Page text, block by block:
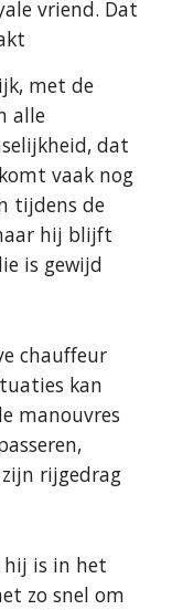
vriend. Dat
met de
alle
dat
vaak nog
tijdens de
hij blijft
is gewijd
chauffeur
kan
manouvres
rijgedrag
is in het
zo snel om